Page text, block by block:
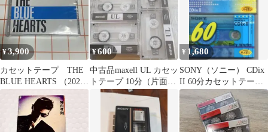
¥3,900
カセットテープ THE
BLUE HEARTS （2025
年09月24日発売）
¥600
中古品maxell UL カセッ
トテープ 10分（片面5
分）10本セット
¥ 1,680
SONY（ソニー） CDix
II 60分カセットテープ
（ハイポジション）2本